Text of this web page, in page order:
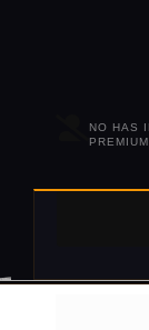
NO HAS
PREMIUM.